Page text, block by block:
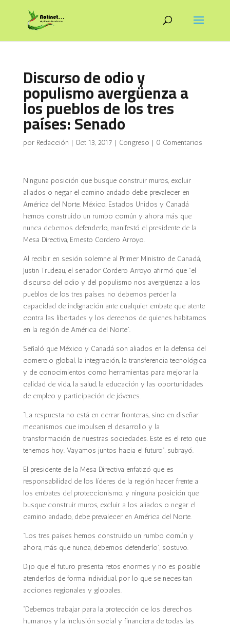
Discurso de odio y
populismo avergüenza a
los pueblos de los tres
países: Senado
por Redacción | Oct 13, 2017 | Congreso | 0 Comentarios
Ninguna posición que busque construir muros, excluir
aliados o negar el camino andado debe prevalecer en
América del Norte. México, Estados Unidos y Canadá
hemos construido un rumbo común y ahora más que
nunca debemos defenderlo, manifestó el presidente de la
Mesa Directiva, Ernesto Cordero Arroyo.
Al recibir en sesión solemne al Primer Ministro de Canadá,
Justin Trudeau, el senador Cordero Arroyo afirmó que “el
discurso del odio y del populismo nos avergüenza a los
pueblos de los tres países, no debemos perder la
capacidad de indignación ante cualquier embate que atente
contra las libertades y los derechos de quienes habitamos
en la región de América del Norte”.
Señaló que México y Canadá son aliados en la defensa del
comercio global, la integración, la transferencia tecnológica
y de conocimientos como herramientas para mejorar la
calidad de vida, la salud, la educación y las oportunidades
de empleo y participación de jóvenes.
“La respuesta no está en cerrar fronteras, sino en diseñar
mecanismos que impulsen el desarrollo y la
transformación de nuestras sociedades. Este es el reto que
tenemos hoy. Vayamos juntos hacia el futuro”, subrayó.
El presidente de la Mesa Directiva enfatizó que es
responsabilidad de los líderes de la región hacer frente a
los embates del proteccionismo, y ninguna posición que
busque construir muros, excluir a los aliados o negar el
camino andado, debe prevalecer en América del Norte.
“Los tres países hemos construido un rumbo común y
ahora, más que nunca, debemos defenderlo”, sostuvo.
Dijo que el futuro presenta retos enormes y no es posible
atenderlos de forma individual, por lo que se necesitan
acciones regionales y globales.
“Debemos trabajar para la protección de los derechos
humanos y la inclusión social y financiera de todas las